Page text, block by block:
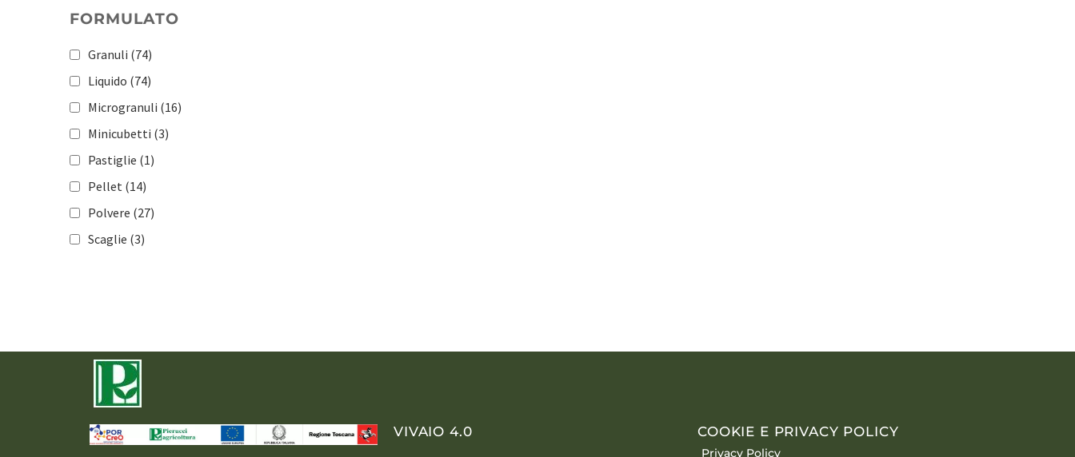
Patata(1)
Pomacee e drupacee
Pomodoro
(183)
(181)
(117)
(98)
(108)
FORMULATO
Granuli (74)
Liquido (74)
Microgranuli (16)
Minicubetti (3)
Pastiglie (1)
Pellet (14)
Polvere (27)
Scaglie (3)
VIVAIO 4.0 COOKIE E PRIVACY POLICY
Privacy Policy